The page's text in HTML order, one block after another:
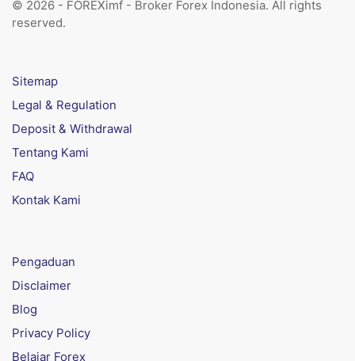
© 2026 - FOREXimf - Broker Forex Indonesia. All rights
reserved.
Sitemap
Legal & Regulation
Deposit & Withdrawal
Tentang Kami
FAQ
Kontak Kami
Pengaduan
Disclaimer
Blog
Privacy Policy
Belajar Forex